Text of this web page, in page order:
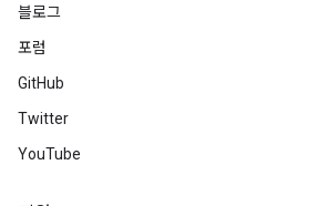
블로그
포럼
GitHub
Twitter
YouTube